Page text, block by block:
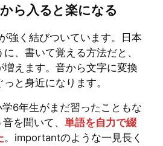
ら入ると楽になる
強く結びついています。日本
、書いて覚える方法だと、
えます。音から文字に変換
と身近になります。
6年生がまだ習ったこともな
を聞いて、 単語を自力で綴
。importantのような一見長く